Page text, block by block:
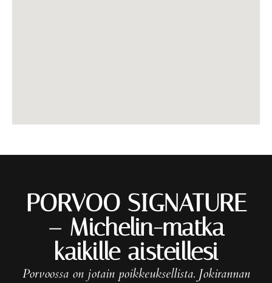
PORVOO SIGNATURE
– Michelin-matka
kaikille aisteillesi
Porvoossa on jotain poikkeuksellista. Jokirannan